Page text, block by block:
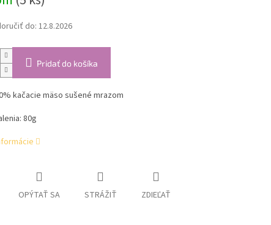
do: 12.8.2026
Pridať do košíka
kačacie mäso sušené mrazom
80g
OPÝTAŤ SA STRÁŽIŤ ZDIEĽAŤ